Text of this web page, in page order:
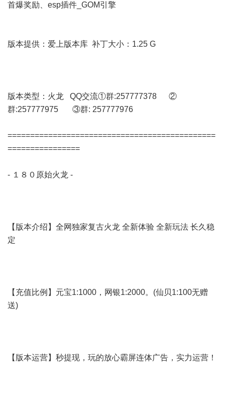
首爆奖励、esp插件_GOM引擎
版本提供：爱上版本库 补丁大小：1.25 G
版本类型：火龙 QQ交流①群:257777378 ②
群:257777975 ③群: 257777976
==============================================
================
- １８０原始火龙 -
【版本介绍】全网独家复古火龙 全新体验 全新玩法 长久稳
定
【充值比例】元宝1:1000，网银1:2000。(仙贝1:100无赠
送)
【版本运营】秒提现，玩的放心霸屏连体广告，实力运营！